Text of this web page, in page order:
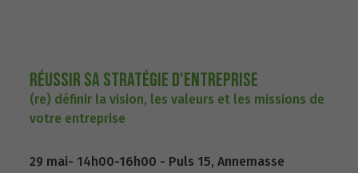
Réussir sa stratégie d'entreprise
(re) définir la vision, les valeurs et les missions de
votre entreprise
29 mai- 14h00-16h00 - Puls 15, Annemasse